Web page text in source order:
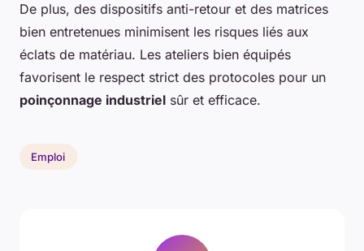
De plus, des dispositifs anti-retour et des matrices
bien entretenues minimisent les risques liés aux
éclats de matériau. Les ateliers bien équipés
favorisent le respect strict des protocoles pour un
poinçonnage industriel sûr et efficace.
Emploi